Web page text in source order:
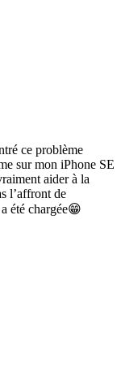
ce problème
sur mon iPhone SE
aider à la
l’affront de
été chargée😁